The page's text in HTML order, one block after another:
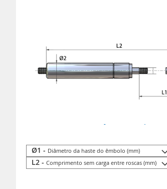
Ir para informações técnicas
Ø1 - Diâmetro da haste do êmbolo (mm)
L2 - Comprimento sem carga entre roscas (mm)